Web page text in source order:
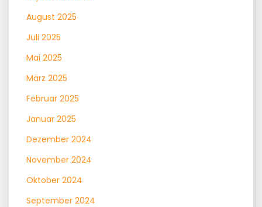
August 2025
Juli 2025
Mai 2025
März 2025
Februar 2025
Januar 2025
Dezember 2024
November 2024
Oktober 2024
September 2024